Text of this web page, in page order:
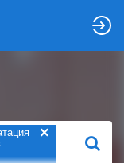
×
НАЙТИ